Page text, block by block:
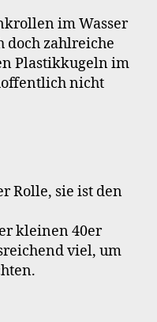
im Wasser
doch zahlreiche
Plastikkugeln im
nicht
Rolle, sie ist den
kleinen 40er
viel, um